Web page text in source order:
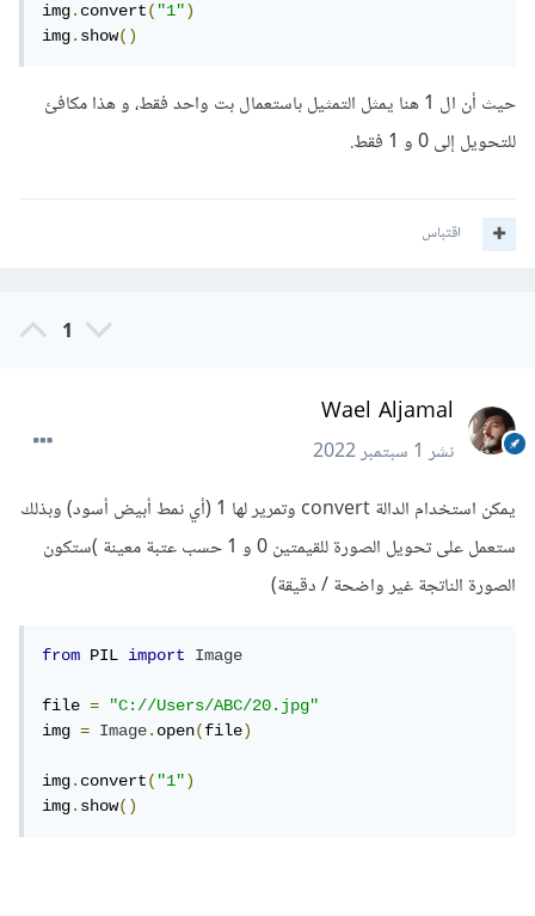
img.convert("1")
img.show()
حيث أن ال 1 هنا يمثل التمثيل باستعمال بت واحد فقط، و هذا مكافئ
للتحويل إلى 0 و 1 فقط.
اقتباس
1
Wael Aljamal
نشر1 سبتمبر 2022
يمكن استخدام الدالة convert وتمرير لها 1 (أي نمط أبيض أسود) وبذلك
ستعمل على تحويل الصورة للقيمتين 0 و 1 حسب عتبة معينة )ستكون
الصورة الناتجة غير واضحة / دقيقة)
from PIL import Image
file =
"C://Users/ABC/20.jpg"
img = Image.open(file)
img.convert("1")
img.show()